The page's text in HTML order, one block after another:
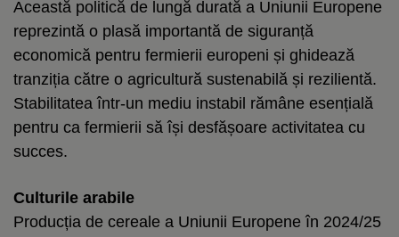
Această politică de lungă durată a Uniunii Europene
reprezintă o plasă importantă de siguranță
economică pentru fermierii europeni și ghidează
tranziția către o agricultură sustenabilă și rezilientă.
Stabilitatea într-un mediu instabil rămâne esențială
pentru ca fermierii să își desfășoare activitatea cu
succes.
Culturile arabile
Producția de cereale a Uniunii Europene în 2024/25